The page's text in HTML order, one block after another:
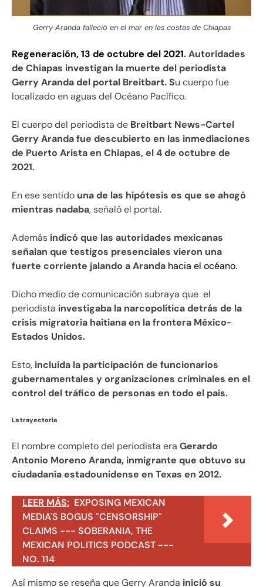
Gerry Aranda falleció en el mar en las costas de Chiapas
Regeneración, 13 de octubre del 2021.Autoridades
de Chiapas investigan la muerte del periodista
Gerry Aranda del portal Breitbart. Su cuerpo fue
localizado en aguas del Océano Pacífico.
El cuerpo del periodista de Breitbart News-Cartel
Gerry Aranda fue descubierto en las inmediaciones
de Puerto Arista en Chiapas, el 4 de octubre de
2021.
En ese sentido una de las hipótesis es que se ahogó
mientras nadaba, señaló el portal.
Además indicó que las autoridades mexicanas
señalan que testigos presenciales vieron una
fuerte corriente jalando a Aranda hacia el océano.
Dicho medio de comunicación subraya que el
periodista investigaba la narcopolítica detrás de la
crisis migratoria haitiana en la frontera México-
Estados Unidos.
Esto, incluida la participación de funcionarios
gubernamentales y organizaciones criminales en el
control del tráfico de personas en todo el país.
La trayectoria
El nombre completo del periodista era Gerardo
Antonio Moreno Aranda, inmigrante que obtuvo su
ciudadanía estadounidense en Texas en 2012.
LEER MÁS: EXPOSING MEXICAN
MEDIA'S BOGUS "CENSORSHIP"
CLAIMS --- SOBERANIA, THE
MEXICAN POLITICS PODCAST ---
NO. 114
Así mismo se reseña que Gerry Aranda inició su